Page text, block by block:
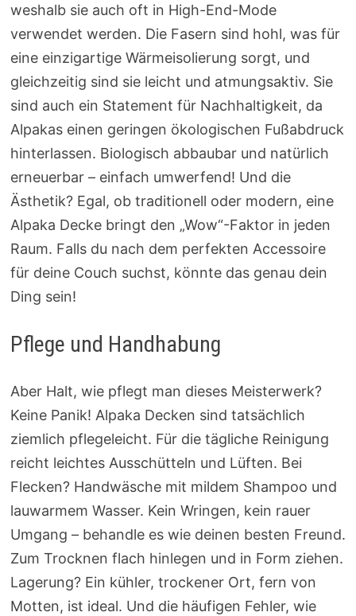
weshalb sie auch oft in High-End-Mode
verwendet werden. Die Fasern sind hohl, was für
eine einzigartige Wärmeisolierung sorgt, und
gleichzeitig sind sie leicht und atmungsaktiv. Sie
sind auch ein Statement für Nachhaltigkeit, da
Alpakas einen geringen ökologischen Fußabdruck
hinterlassen. Biologisch abbaubar und natürlich
erneuerbar – einfach umwerfend! Und die
Ästhetik? Egal, ob traditionell oder modern, eine
Alpaka Decke bringt den „Wow“-Faktor in jeden
Raum. Falls du nach dem perfekten Accessoire
für deine Couch suchst, könnte das genau dein
Ding sein!
Pflege und Handhabung
Aber Halt, wie pflegt man dieses Meisterwerk?
Keine Panik! Alpaka Decken sind tatsächlich
ziemlich pflegeleicht. Für die tägliche Reinigung
reicht leichtes Ausschütteln und Lüften. Bei
Flecken? Handwäsche mit mildem Shampoo und
lauwarmem Wasser. Kein Wringen, kein rauer
Umgang – behandle es wie deinen besten Freund.
Zum Trocknen flach hinlegen und in Form ziehen.
Lagerung? Ein kühler, trockener Ort, fern von
Motten, ist ideal. Und die häufigen Fehler, wie